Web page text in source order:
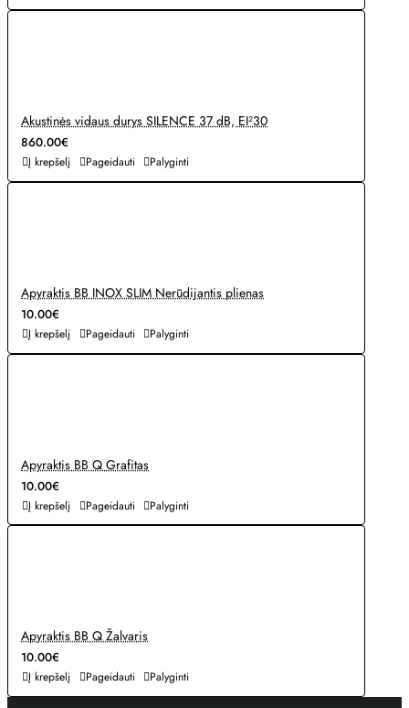
Akustinės vidaus durys SILENCE 37 dB, EI²30
860.00€
Į krepšelį Pageidauti Palyginti
Apyraktis BB INOX SLIM Nerūdijantis plienas
10.00€
Į krepšelį Pageidauti Palyginti
Apyraktis BB Q Grafitas
10.00€
Į krepšelį Pageidauti Palyginti
Apyraktis BB Q Žalvaris
10.00€
Į krepšelį Pageidauti Palyginti